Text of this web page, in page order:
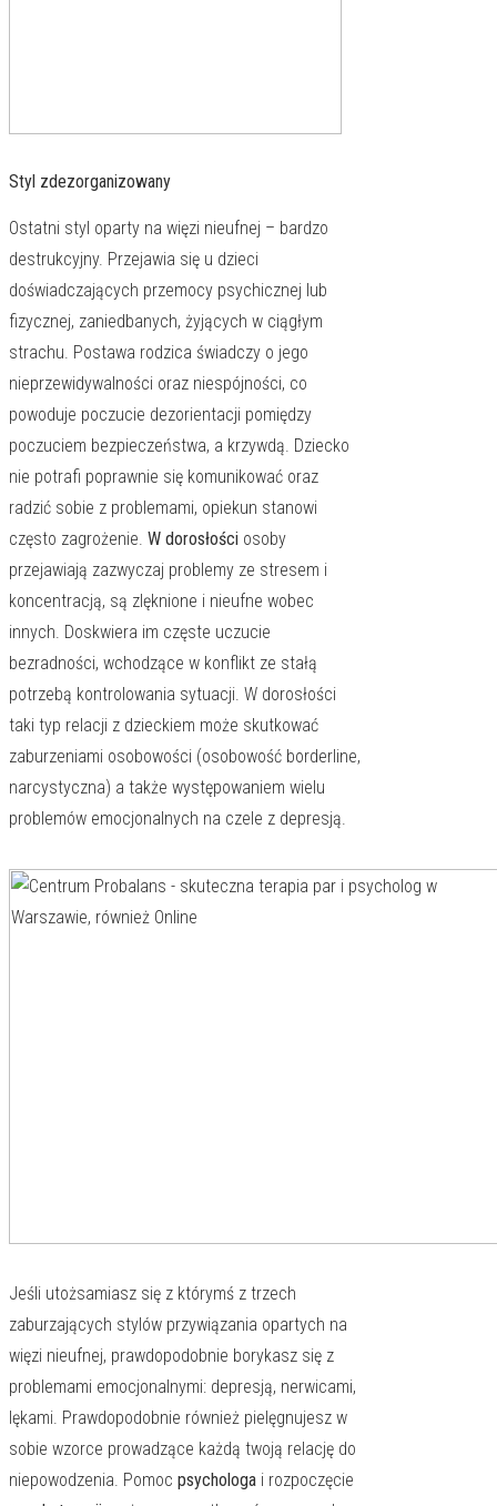
Styl zdezorganizowany
Ostatni styl oparty na więzi nieufnej – bardzo
destrukcyjny. Przejawia się u dzieci
doświadczających przemocy psychicznej lub
fizycznej, zaniedbanych, żyjących w ciągłym
strachu. Postawa rodzica świadczy o jego
nieprzewidywalności oraz niespójności, co
powoduje poczucie dezorientacji pomiędzy
poczuciem bezpieczeństwa, a krzywdą. Dziecko
nie potrafi poprawnie się komunikować oraz
radzić sobie z problemami, opiekun stanowi
często zagrożenie. W dorosłości osoby
przejawiają zazwyczaj problemy ze stresem i
koncentracją, są zlęknione i nieufne wobec
innych. Doskwiera im częste uczucie
bezradności, wchodzące w konflikt ze stałą
potrzebą kontrolowania sytuacji. W dorosłości
taki typ relacji z dzieckiem może skutkować
zaburzeniami osobowości (osobowość borderline,
narcystyczna) a także występowaniem wielu
problemów emocjonalnych na czele z depresją.
Jeśli utożsamiasz się z którymś z trzech
zaburzających stylów przywiązania opartych na
więzi nieufnej, prawdopodobnie borykasz się z
problemami emocjonalnymi: depresją, nerwicami,
lękami. Prawdopodobnie również pielęgnujesz w
sobie wzorce prowadzące każdą twoją relację do
niepowodzenia. Pomoc psychologa i rozpoczęcie